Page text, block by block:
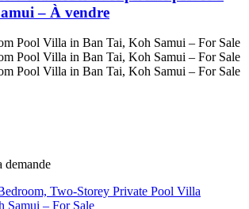
– À vendre
demande